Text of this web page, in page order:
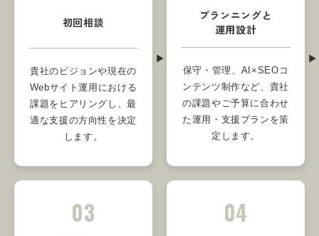
初回相談
貴社のビジョンや現在の
Webサイト運用における
課題をヒアリングし、最
適な支援の方向性を決定
します。
プランニングと
運用設計
保守・管理、AI×SEOコ
ンテンツ制作など、貴社
の課題やご予算に合わせ
た運用・支援プランを策
定します。
03 04